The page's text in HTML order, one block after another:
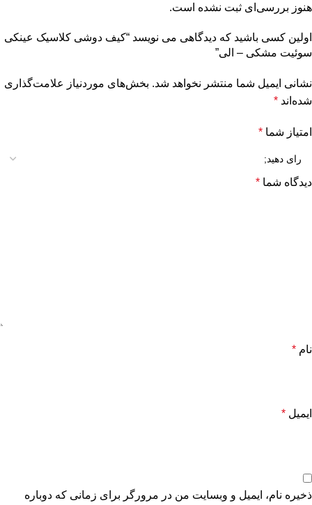
هنوز بررسی‌ای ثبت نشده است.
اولین کسی باشید که دیدگاهی می نویسد “کیف دوشی کلاسیک عینکی
سوئیت مشکی – الی”
نشانی ایمیل شما منتشر نخواهد شد. بخش‌های موردنیاز علامت‌گذاری
شده‌اند *
امتیاز شما *
دیدگاه شما *
نام *
ایمیل *
ذخیره نام، ایمیل و وبسایت من در مرورگر برای زمانی که دوباره